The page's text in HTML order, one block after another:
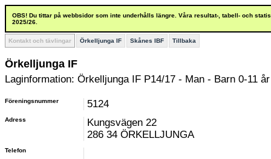
OBS! Du tittar på webbsidor som inte underhålls längre. Våra resultat-, tabell- och
2025/26.
Kontakt och tävlingar Örkelljunga IF Skånes IBF Tillbaka
Örkelljunga IF
Laginformation: Örkelljunga IF P14/17 - Man - Barn 0-11 år
Föreningsnummer 5124
Adress
Kungsvägen 22
286 34 ÖRKELLJUNGA
Telefon